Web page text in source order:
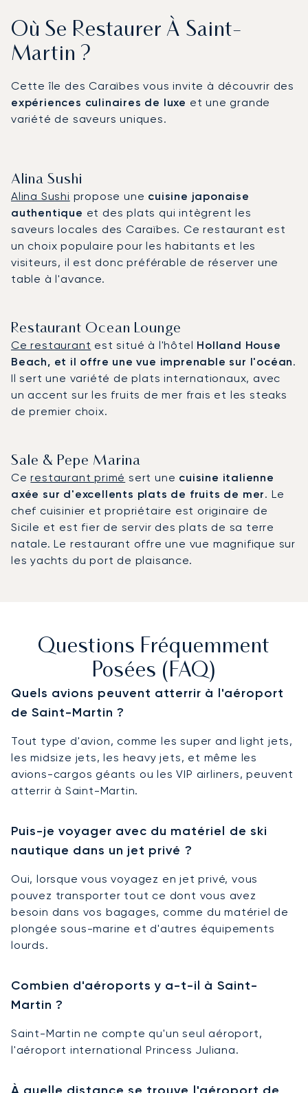
Où Se Restaurer À Saint-
Martin ?
Cette île des Caraïbes vous invite à découvrir des
expériences culinaires de luxe et une grande
variété de saveurs uniques.
Alina Sushi
Alina Sushi propose une cuisine japonaise
authentique et des plats qui intègrent les
saveurs locales des Caraïbes. Ce restaurant est
un choix populaire pour les habitants et les
visiteurs, il est donc préférable de réserver une
table à l'avance.
Restaurant Ocean Lounge
Ce restaurant est situé à l'hôtel Holland House
Beach, et il offre une vue imprenable sur l'océan.
Il sert une variété de plats internationaux, avec
un accent sur les fruits de mer frais et les steaks
de premier choix.
Sale & Pepe Marina
Cerestaurant primé sert une cuisine italienne
axée sur d'excellents plats de fruits de mer. Le
chef cuisinier et propriétaire est originaire de
Sicile et est fier de servir des plats de sa terre
natale. Le restaurant offre une vue magnifique sur
les yachts du port de plaisance.
Questions Fréquemment
Posées (FAQ)
Quels avions peuvent atterrir à l'aéroport
de Saint-Martin ?
Tout type d'avion, comme les super and light jets,
les midsize jets, les heavy jets, et même les
avions-cargos géants ou les VIP airliners, peuvent
atterrir à Saint-Martin.
Puis-je voyager avec du matériel de ski
nautique dans un jet privé ?
Oui, lorsque vous voyagez en jet privé, vous
pouvez transporter tout ce dont vous avez
besoin dans vos bagages, comme du matériel de
plongée sous-marine et d'autres équipements
lourds.
Combien d'aéroports y a-t-il à Saint-
Martin ?
Saint-Martin ne compte qu'un seul aéroport,
l'aéroport international Princess Juliana.